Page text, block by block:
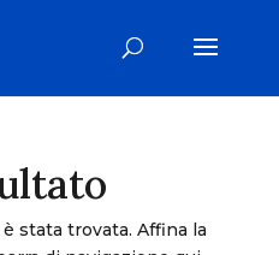
stata trovata. Affina la